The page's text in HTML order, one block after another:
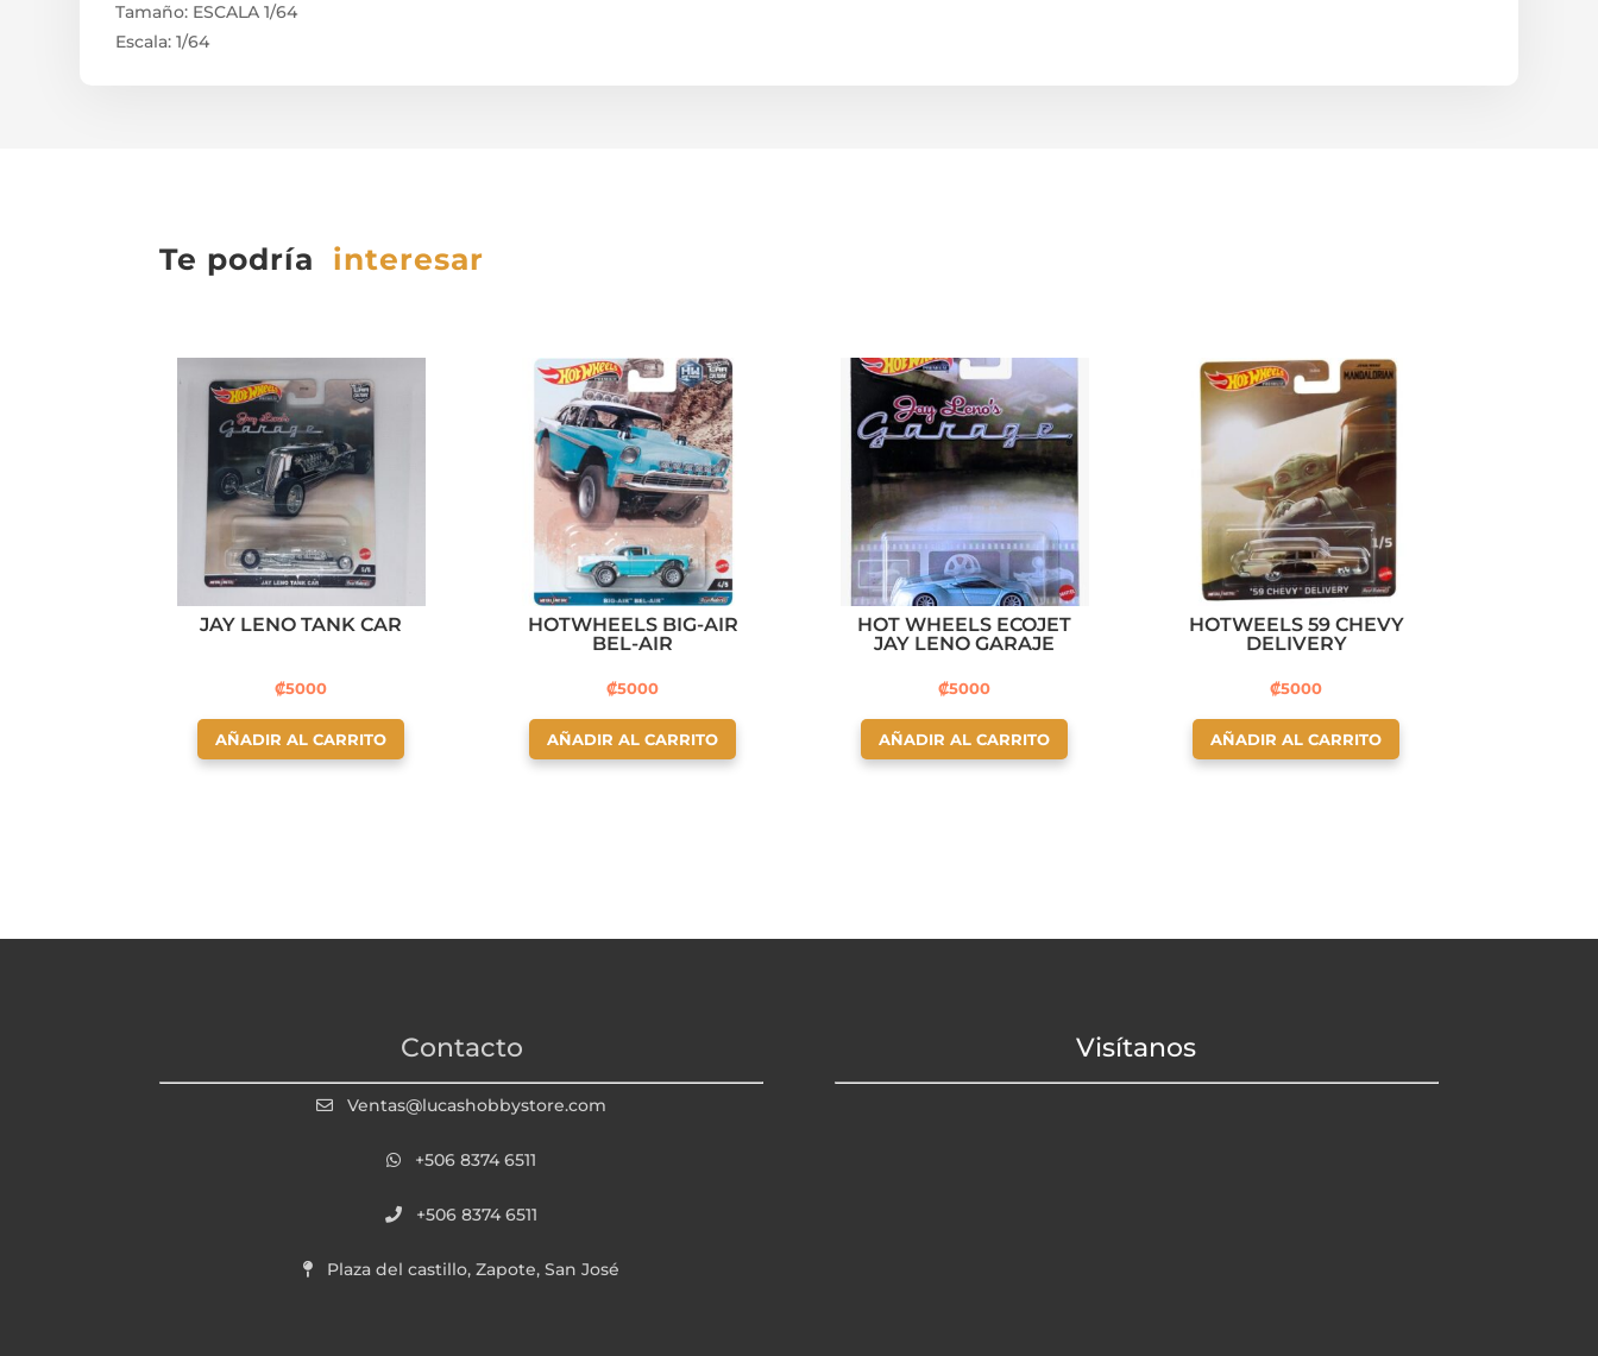
Tamaño: ESCALA 1/64
Escala: 1/64
Te podría interesar
JAY LENO TANK CAR
₡5000
AÑADIR AL CARRITO
HOTWHEELS BIG-AIR
BEL-AIR
₡5000
AÑADIR AL CARRITO
HOT WHEELS ECOJET
JAY LENO GARAJE
₡5000
AÑADIR AL CARRITO
HOTWEELS 59 CHEVY
DELIVERY
₡5000
AÑADIR AL CARRITO
Contacto
Ventas@lucashobbystore.com
+506 8374 6511
+506 8374 6511
Plaza del castillo, Zapote, San José
Visítanos